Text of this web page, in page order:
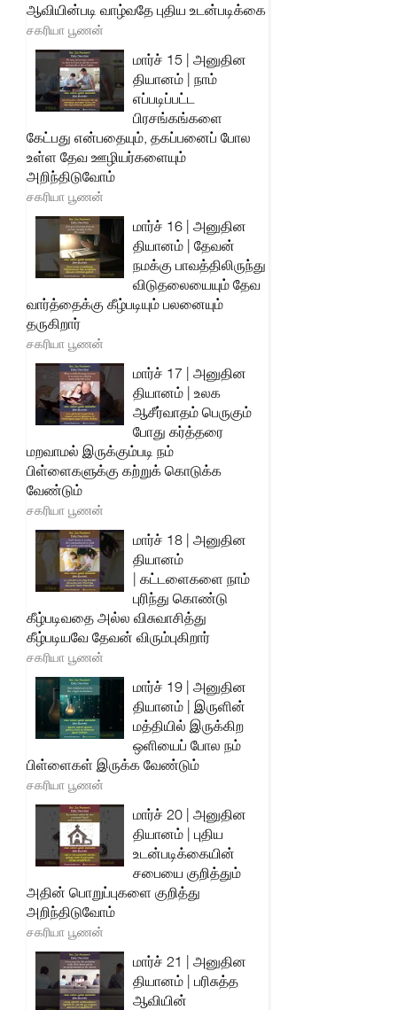
ஆவியின்படி வாழ்வதே புதிய உடன்படிக்கை
சகரியா பூணன்
மார்ச் 15 | அனுதின
தியானம் | நாம்
எப்படிப்பட்ட
பிரசங்கங்களை
கேட்பது என்பதையும், தகப்பனைப் போல
உள்ள தேவ ஊழியர்களையும்
அறிந்திடுவோம்
சகரியா பூணன்
மார்ச் 16 | அனுதின
தியானம் | தேவன்
நமக்கு பாவத்திலிருந்து
விடுதலையையும் தேவ
வார்த்தைக்கு கீழ்படியும் பலனையும்
தருகிறார்
சகரியா பூணன்
மார்ச் 17 | அனுதின
தியானம் | உலக
ஆசீர்வாதம் பெருகும்
போது கர்த்தரை
மறவாமல் இருக்கும்படி நம்
பிள்ளைகளுக்கு கற்றுக் கொடுக்க
வேண்டும்
சகரியா பூணன்
மார்ச் 18 | அனுதின
தியானம்
| கட்டளைகளை நாம்
புரிந்து கொண்டு
கீழ்படிவதை அல்ல விசுவாசித்து
கீழ்படியவே தேவன் விரும்புகிறார்
சகரியா பூணன்
மார்ச் 19 | அனுதின
தியானம் | இருளின்
மத்தியில் இருக்கிற
ஒளியைப் போல நம்
பிள்ளைகள் இருக்க வேண்டும்
சகரியா பூணன்
மார்ச் 20 | அனுதின
தியானம் | புதிய
உடன்படிக்கையின்
சபையை குறித்தும்
அதின் பொறுப்புகளை குறித்து
அறிந்திடுவோம்
சகரியா பூணன்
மார்ச் 21 | அனுதின
தியானம் | பரிசுத்த
ஆவியின்